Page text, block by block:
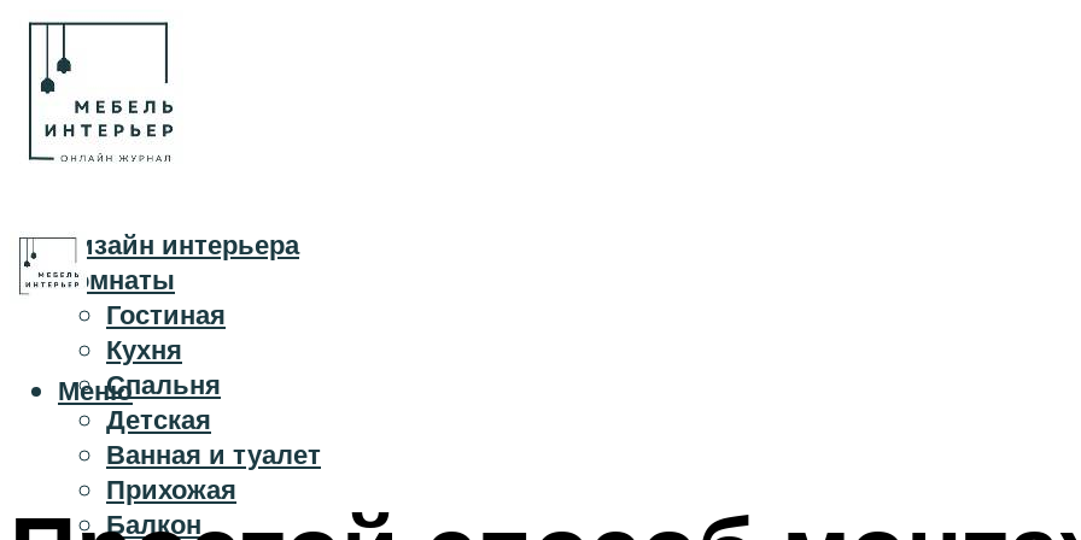
Дизайн интерьера
Комнаты
Гостиная
Кухня
Спальня
Детская
Ванная и туалет
Прихожая
Балкон
Меню